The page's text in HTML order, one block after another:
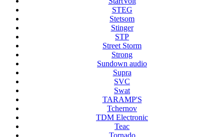
STEG
Stetsom
Stinger
STP
Street Storm
Strong
Sundown audio
Supra
SVC
Swat
TARAMP'S
Tchernov
TDM Electronic
Teac